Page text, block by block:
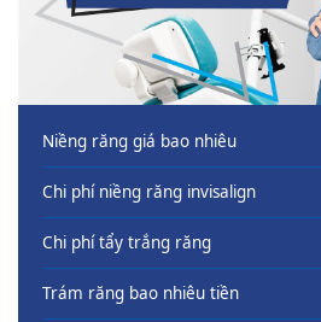
Niềng răng giá bao nhiêu
Chi phí niềng răng invisalign
Chi phí tẩy trắng răng
Trám răng bao nhiêu tiền